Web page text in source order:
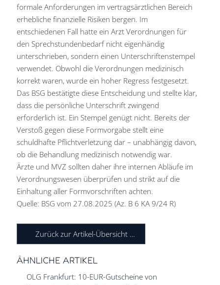
aus einer Hand für den Erfolg
Ihres Unternehmens.
Kontakt
formale Anforderungen im vertragsärztlichen Bereich
erhebliche finanzielle Risiken bergen. Im
entschiedenen Fall hatte ein Arzt Verordnungen für
den Sprechstundenbedarf nicht eigenhändig
unterschrieben, sondern einen Unterschriftenstempel
verwendet. Obwohl die Verordnungen medizinisch
korrekt waren, wurde ein hoher Regress festgesetzt.
Das BSG bestätigte diese Entscheidung und stellte klar,
dass die persönliche Unterschrift zwingend
erforderlich ist. Ein Stempel genügt nicht. Bereits der
Verstoß gegen diese Formvorgabe stellt eine
schuldhafte Pflichtverletzung dar – unabhängig davon,
ob die Behandlung medizinisch notwendig war.
Ärzte und MVZ sollten daher ihre internen Abläufe im
Verordnungswesen überprüfen und strikt auf die
Einhaltung aller Formvorschriften achten.
Quelle: BSG vom 27.08.2025 (Az. B 6 KA 9/24 R)
Zurück zur Artikel-Übersicht …
ÄHNLICHE ARTIKEL
OLG Frankfurt: 10-EUR-Gutscheine von